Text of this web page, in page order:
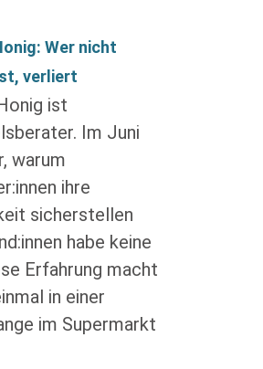
Wer nicht
verliert
ist
Im Juni
warum
ihre
sicherstellen
habe keine
Erfahrung macht
in einer
im Supermarkt